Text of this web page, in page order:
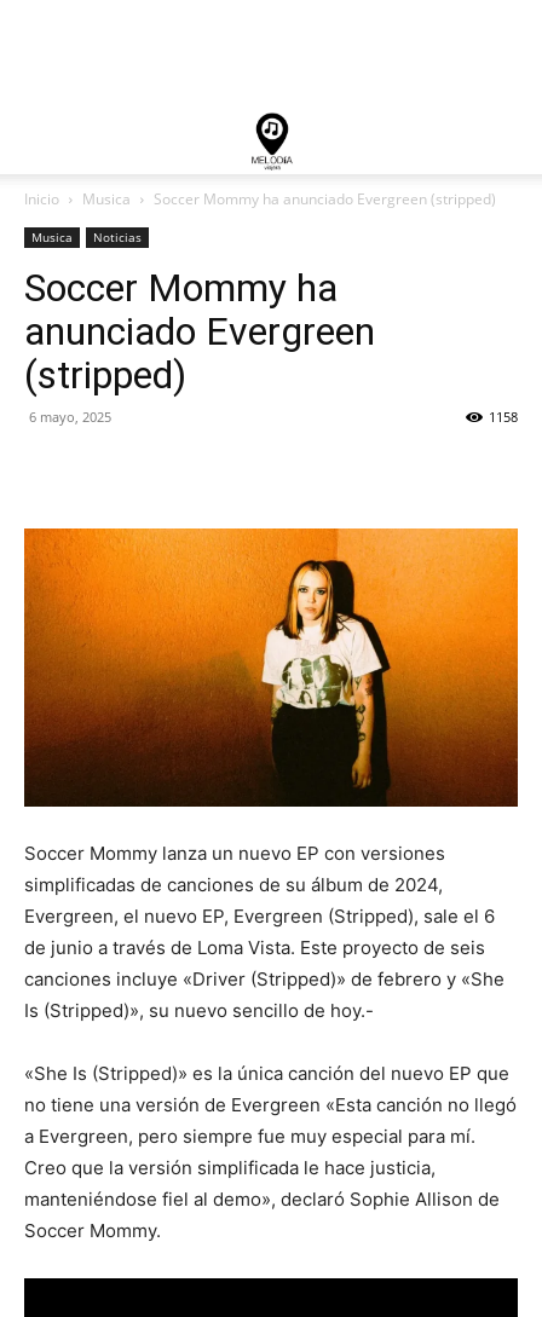
Inicio Musica Soccer Mommy ha anunciado Evergreen (stripped)
Musica Noticias
Soccer Mommy ha
anunciado Evergreen
(stripped)
6 mayo, 2025 1158
Soccer Mommy lanza un nuevo EP con versiones
simplificadas de canciones de su álbum de 2024,
Evergreen, el nuevo EP, Evergreen (Stripped), sale el 6
de junio a través de Loma Vista. Este proyecto de seis
canciones incluye «Driver (Stripped)» de febrero y «She
Is (Stripped)», su nuevo sencillo de hoy.-
«She Is (Stripped)» es la única canción del nuevo EP que
no tiene una versión de Evergreen «Esta canción no llegó
a Evergreen, pero siempre fue muy especial para mí.
Creo que la versión simplificada le hace justicia,
manteniéndose fiel al demo», declaró Sophie Allison de
Soccer Mommy.